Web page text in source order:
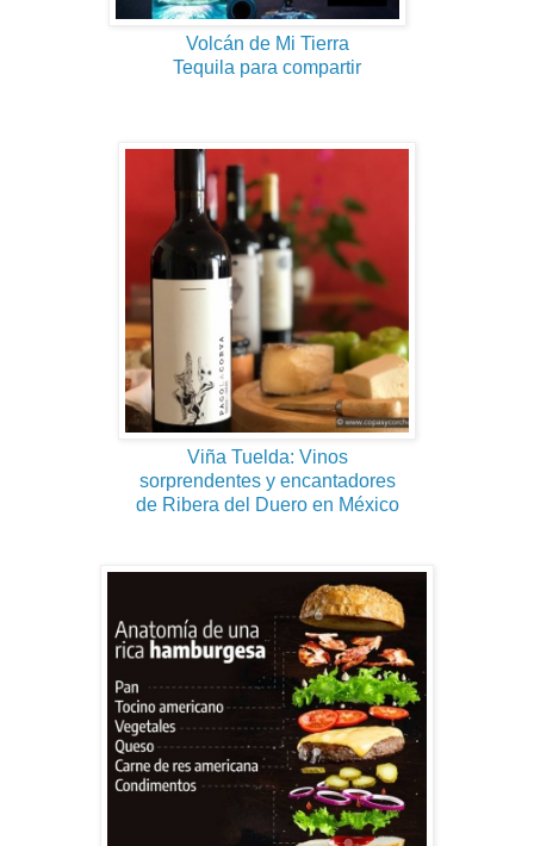
Volcán de Mi Tierra
Tequila para compartir
Viña Tuelda: Vinos
sorprendentes y encantadores
de Ribera del Duero en México